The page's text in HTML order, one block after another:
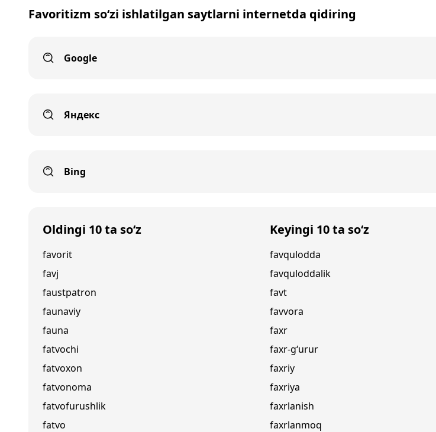
Favoritizm so‘zi ishlatilgan saytlarni internetda qidiring
Google
Яндекс
Bing
Oldingi 10 ta so‘z
favorit
favj
faustpatron
faunaviy
fauna
fatvochi
fatvoxon
fatvonoma
fatvofurushlik
fatvo
Keyingi 10 ta so‘z
favqulodda
favquloddalik
favt
favvora
faxr
faxr-g‘urur
faxriy
faxriya
faxrlanish
faxrlanmoq